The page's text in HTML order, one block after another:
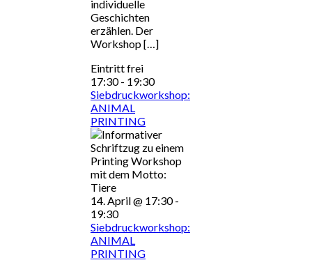
individuelle
Geschichten
erzählen. Der
Workshop […]
Eintritt frei
17:30- 19:30
Siebdruckworkshop:
ANIMAL
PRINTING
14. April @ 17:30-
19:30
Siebdruckworkshop:
ANIMAL
PRINTING